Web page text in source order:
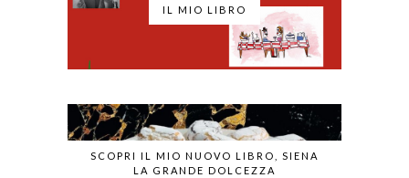
IL MIO LIBRO
SCOPRI IL MIO NUOVO LIBRO, SIENA
LA GRANDE DOLCEZZA